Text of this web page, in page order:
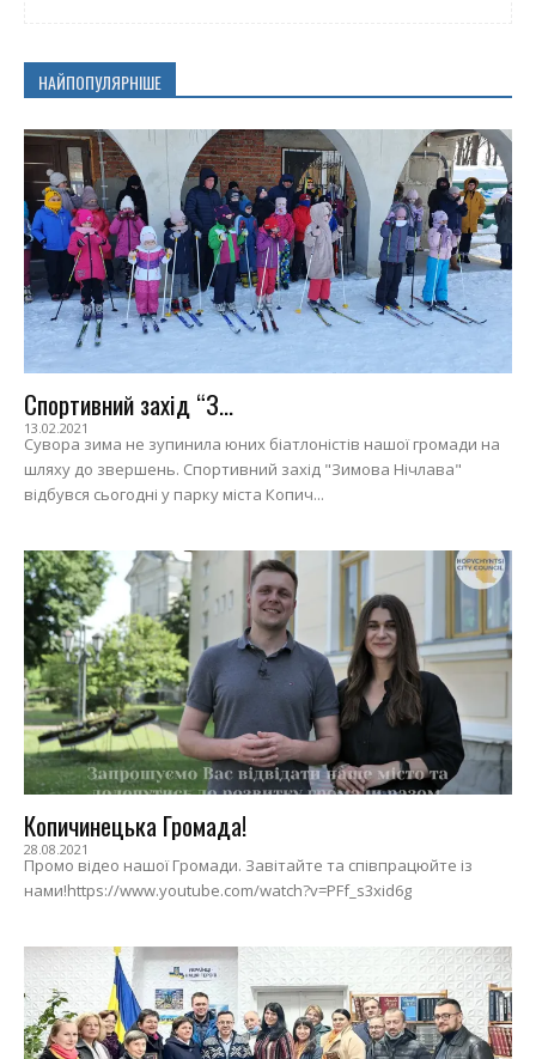
НАЙПОПУЛЯРНІШЕ
Спортивний захід “З...
13.02.2021
Сувора зима не зупинила юних біатлоністів нашої громади на
шляху до звершень. Спортивний захід "Зимова Нічлава"
відбувся сьогодні у парку міста Копич...
Копичинецька Громада!
28.08.2021
Промо відео нашої Громади. Завітайте та співпрацюйте із
нами!https://www.youtube.com/watch?v=PFf_s3xid6g